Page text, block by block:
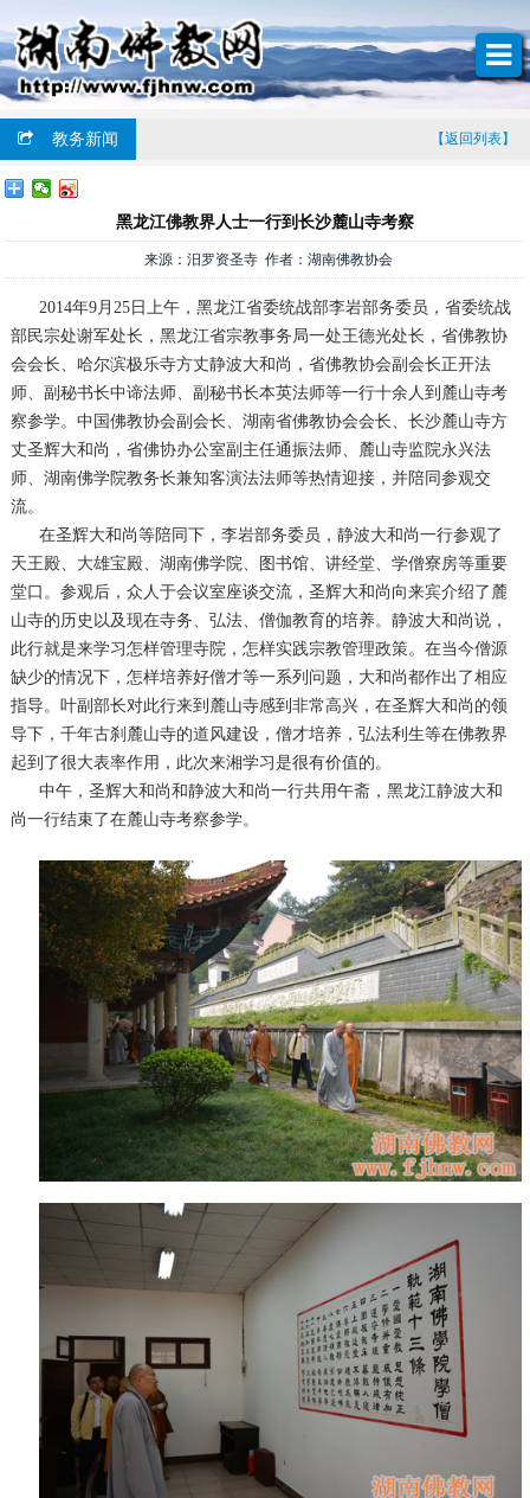
教务新闻 【返回列表】
黑龙江佛教界人士一行到长沙麓山寺考察
来源：汨罗资圣寺 作者：湖南佛教协会
2014年9月25日上午，黑龙江省委统战部李岩部务委员，省委统战
部民宗处谢军处长，黑龙江省宗教事务局一处王德光处长，省佛教协
会会长、哈尔滨极乐寺方丈静波大和尚，省佛教协会副会长正开法
师、副秘书长中谛法师、副秘书长本英法师等一行十余人到麓山寺考
察参学。中国佛教协会副会长、湖南省佛教协会会长、长沙麓山寺方
丈圣辉大和尚，省佛协办公室副主任通振法师、麓山寺监院永兴法
师、湖南佛学院教务长兼知客演法法师等热情迎接，并陪同参观交
流。
在圣辉大和尚等陪同下，李岩部务委员，静波大和尚一行参观了
天王殿、大雄宝殿、湖南佛学院、图书馆、讲经堂、学僧寮房等重要
堂口。参观后，众人于会议室座谈交流，圣辉大和尚向来宾介绍了麓
山寺的历史以及现在寺务、弘法、僧伽教育的培养。静波大和尚说，
此行就是来学习怎样管理寺院，怎样实践宗教管理政策。在当今僧源
缺少的情况下，怎样培养好僧才等一系列问题，大和尚都作出了相应
指导。叶副部长对此行来到麓山寺感到非常高兴，在圣辉大和尚的领
导下，千年古刹麓山寺的道风建设，僧才培养，弘法利生等在佛教界
起到了很大表率作用，此次来湘学习是很有价值的。
中午，圣辉大和尚和静波大和尚一行共用午斋，黑龙江静波大和
尚一行结束了在麓山寺考察参学。